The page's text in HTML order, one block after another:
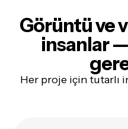
Görüntü ve
insanlar
Her proje için tutarlı